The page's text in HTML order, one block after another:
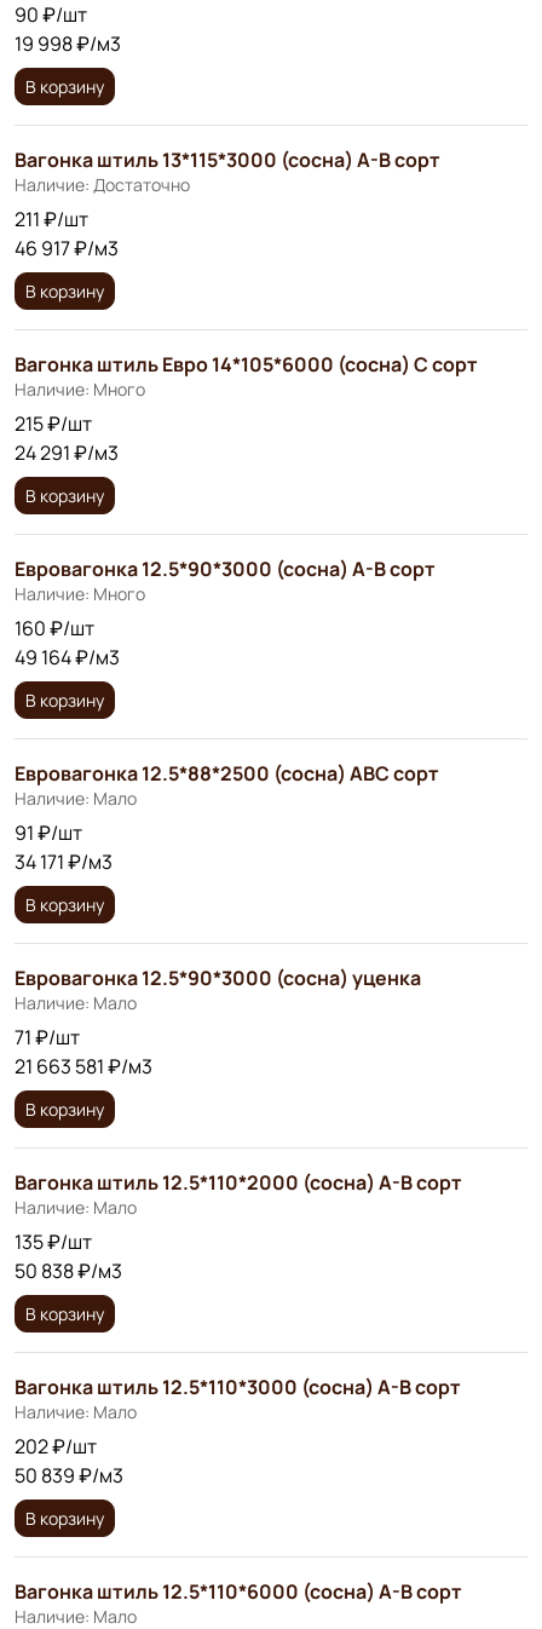
90 ₽/шт
19 998 ₽/м3
В корзину
Вагонка штиль 13*115*3000 (сосна) А-В сорт
Наличие: Достаточно
211 ₽/шт
46 917 ₽/м3
В корзину
Вагонка штиль Евро 14*105*6000 (сосна) С сорт
Наличие: Много
215 ₽/шт
24 291 ₽/м3
В корзину
Евровагонка 12.5*90*3000 (сосна) А-В сорт
Наличие: Много
160 ₽/шт
49 164 ₽/м3
В корзину
Евровагонка 12.5*88*2500 (сосна) АВС сорт
Наличие: Мало
91 ₽/шт
34 171 ₽/м3
В корзину
Евровагонка 12.5*90*3000 (сосна) уценка
Наличие: Мало
71 ₽/шт
21 663 581 ₽/м3
В корзину
Вагонка штиль 12.5*110*2000 (сосна) А-В сорт
Наличие: Мало
135 ₽/шт
50 838 ₽/м3
В корзину
Вагонка штиль 12.5*110*3000 (сосна) А-В сорт
Наличие: Мало
202 ₽/шт
50 839 ₽/м3
В корзину
Вагонка штиль 12.5*110*6000 (сосна) А-В сорт
Наличие: Мало